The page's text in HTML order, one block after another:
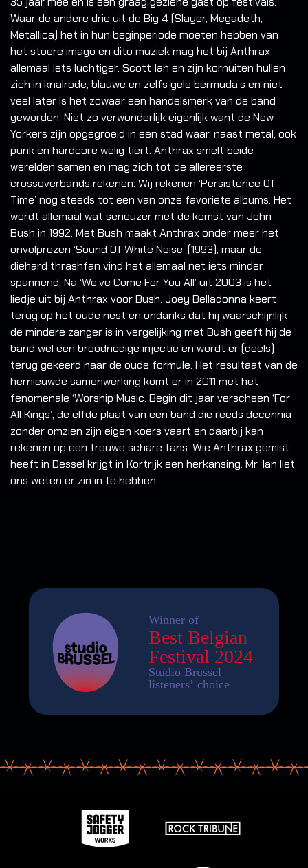
Waar de andere drie uit de Big 4 (Slayer, Megadeth,
Metallica) het in hun beginperiode moeten hebben van
het stoere imago en dito muziek mag het bij Anthrax
allemaal iets luchtiger. Scott Ian en zijn kornuiten hullen
zich in knalrode, blauwe en zelfs gele bermuda’s en niet
veel later is het zowaar een handelsmerk van de band
geworden. Niet zo verwonderlijk eigenlijk want de New
Yorkers zijn opgegroeid in een stad waar, naast metal, ook
punk en hardcore welig tiert. Anthrax smelt beide
werelden samen en mag zich tot de allereerste
crossoverbands rekenen. Wij rekenen ‘Persistence Of
Time’ nog steeds tot een van onze favoriete albums. Het
wordt allemaal wat serieuzer met de komst van John
Bush in 1992. Met Bush maakt Anthrax onder meer het
onvolprezen ‘Sound Of White Noise’ (1993), maar de
diehard thrashfan vind het allemaal net iets minder
spannend. Na ‘We’ve Come For You All’ uit 2003 is het
liedje uit bij Anthrax voor Bush. Joey Belladonna keert
terug op het oude nest en ondanks dat hij waarschijnlijk
de mindere zanger is in vergelijking met Bush geeft hij de
band wel een broodnodige injectie en wordt er (deels)
terug gekeerd naar de oude formule. Het resultaat van de
hernieuwde samenwerking komt er in 2011 met het
fenomenale ‘Worship Music. Begin dit jaar verscheen ‘For
All Kings’, de elfde plaat van een band die reeds decennia
zonder omzien zijn eigen koers vaart en daarbij kan
rekenen op een trouwe schare fans. Wie Anthrax gemist
heeft in Dessel krijgt in Kortrijk een herkansing. Mr. Ian liet
ons weten er zin in te hebben…